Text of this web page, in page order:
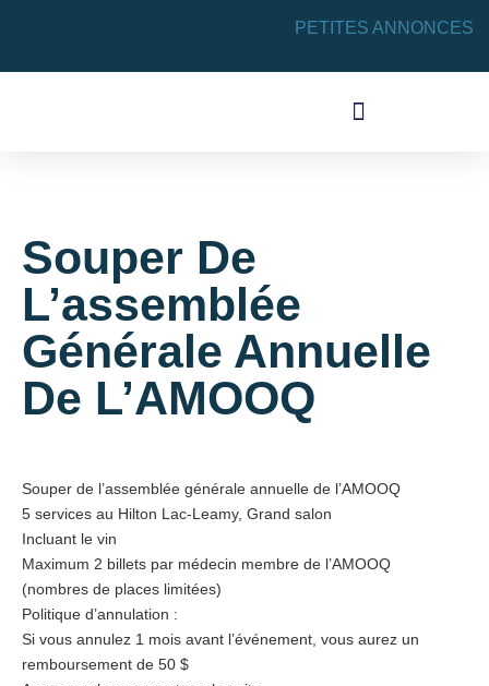
PETITES ANNONCES
Souper De
L’assemblée
Générale Annuelle
De L’AMOOQ
Souper de l’assemblée générale annuelle de l’AMOOQ
5 services au Hilton Lac-Leamy, Grand salon
Incluant le vin
Maximum 2 billets par médecin membre de l’AMOOQ
(nombres de places limitées)
Politique d’annulation :
Si vous annulez 1 mois avant l’événement, vous aurez un
remboursement de 50 $